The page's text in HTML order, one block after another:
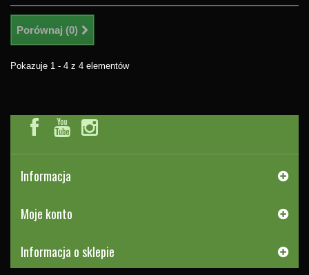
Porównaj (0)
Pokazuje 1 - 4 z 4 elementów
Informacja
Moje konto
Informacja o sklepie